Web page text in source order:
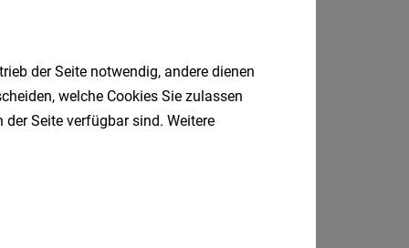
der Seite notwendig, andere dienen
welche Cookies Sie zulassen
Seite verfügbar sind. Weitere